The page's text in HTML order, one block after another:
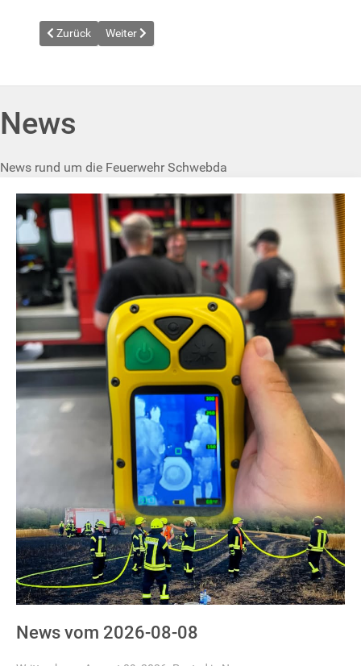
Vorheriger Beitrag: News vom 2026-02-05
Zurück Nächster Beitrag: News vom 2026-03-14
Weiter
News
News rund um die Feuerwehr Schwebda
News vom 2026-08-08